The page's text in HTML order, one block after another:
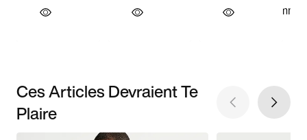
Ces Articles Devraient Te
Plaire